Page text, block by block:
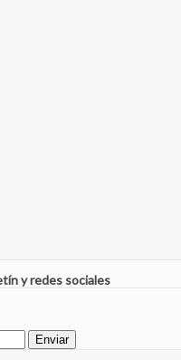
y redes sociales